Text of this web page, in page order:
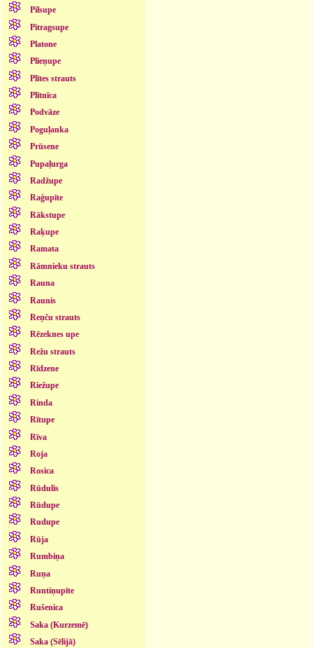
Pilsupe
Pitragsupe
Platone
Plieņupe
Plītes strauts
Plītnīca
Podvāze
Poguļanka
Prūsene
Pupaļurga
Radžupe
Raģupīte
Rākstupe
Raķupe
Ramata
Rāmnieku strauts
Rauna
Raunis
Reņču strauts
Rēzeknes upe
Režu strauts
Rīdzene
Riežupe
Rinda
Rītupe
Rīva
Roja
Rosica
Rūdulis
Rūdupe
Rudupe
Rūja
Rumbiņa
Ruņa
Runtiņupīte
Rušenica
Saka (Kurzemē)
Saka (Sēlijā)